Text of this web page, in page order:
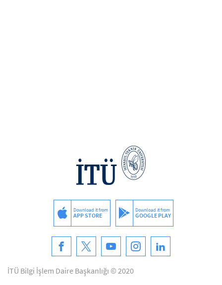
Download it from
APP STORE
Download it from
GOOGLE PLAY
İTÜ Bilgi İşlem Daire Başkanlığı © 2020